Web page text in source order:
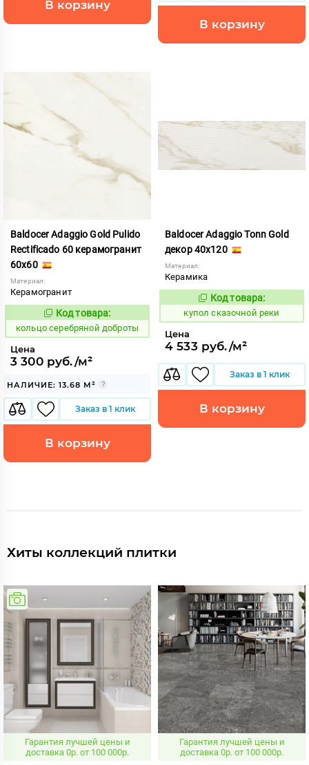
В корзину
В корзину
Baldocer Adaggio Gold Pulido
Rectificado 60 керамогранит
60x60
Материал:
Керамогранит
745122
Код товара:
кольцо серебряной доброты
Цена
3 300 руб./м²
НАЛИЧИЕ: 13.68 М²
Заказ в 1 клик
В корзину
Baldocer Adaggio Tonn Gold
декор 40x120
Материал:
Керамика
854829
Код товара:
купол сказочной реки
Цена
4 533 руб./м²
Заказ в 1 клик
В корзину
Хиты коллекций плитки
Гарантия лучшей цены и
доставка 0р. от 100 000р.
Гарантия лучшей цены и
доставка 0р. от 100 000р.